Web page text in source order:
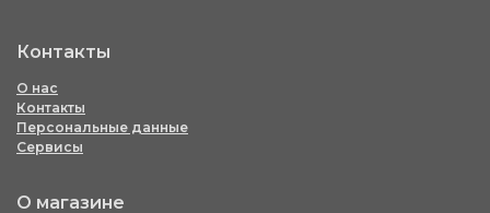
Контакты
О нас
Контакты
Персональные данные
Сервисы
О магазине